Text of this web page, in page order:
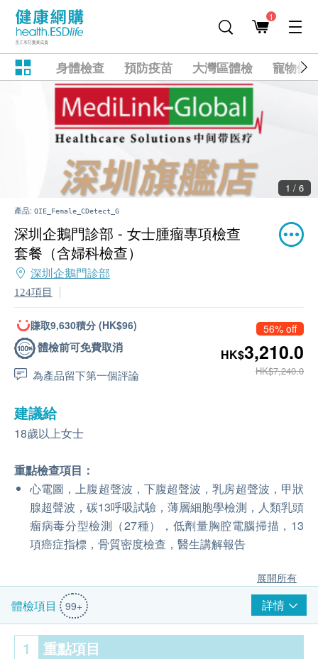
1
身體檢查 預防疫苗 大灣區體檢 寵物健
1 / 6
產品: QIE_Female_CDetect_G
深圳企鵝門診部 - 女士腫瘤專項檢查
套餐（含婦科檢查）
深圳企鵝門診部
124項目
賺取9,630積分 (HK$96)
體檢前可免費取消
為產品留下第一個評論
56% off
HK$3,210.0
HK$7,240.0
建議給
18歲以上女士
重點檢查項目：
心電圖，上腹超聲波，下腹超聲波，乳房超聲波，甲狀
腺超聲波，碳13呼吸試驗，薄層細胞學檢測，人類乳頭
瘤病毒分型檢測（27種），低劑量胸腔電腦掃描，13
項癌症指標，骨質密度檢查，醫生講解報告
展開所有
體檢項目 99+ 詳情
1 重點項目